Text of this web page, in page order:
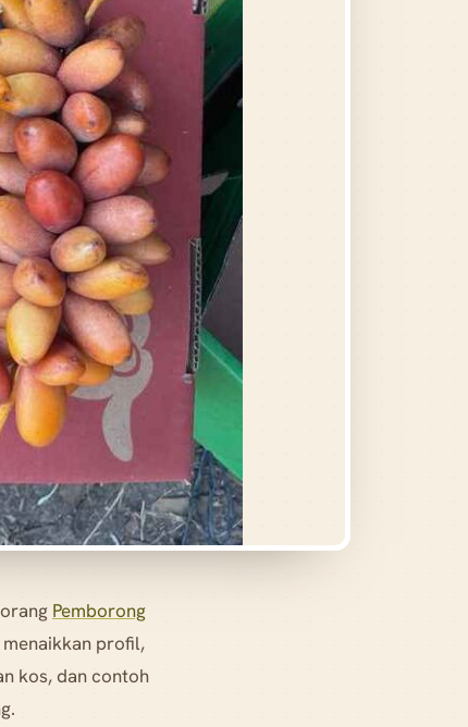
Pemborong
profil,
kos, dan contoh